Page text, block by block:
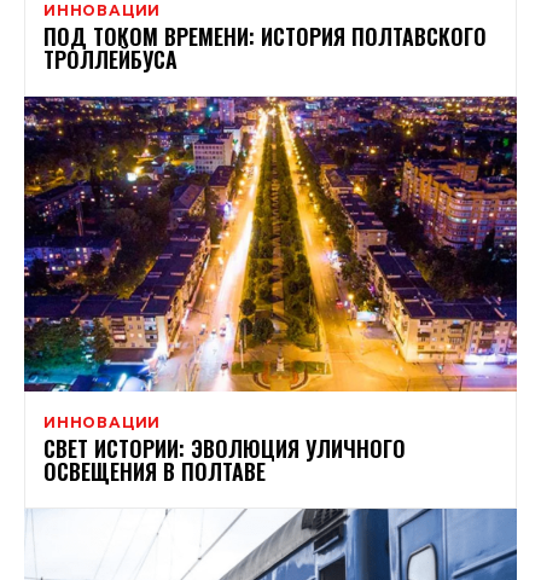
ИННОВАЦИИ
ПОД ТОКОМ ВРЕМЕНИ: ИСТОРИЯ ПОЛТАВСКОГО
ТРОЛЛЕЙБУСА
ИННОВАЦИИ
СВЕТ ИСТОРИИ: ЭВОЛЮЦИЯ УЛИЧНОГО
ОСВЕЩЕНИЯ В ПОЛТАВЕ